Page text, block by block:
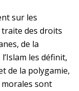
sur les
des droits
de la
les définit,
de la polygamie,
morales sont